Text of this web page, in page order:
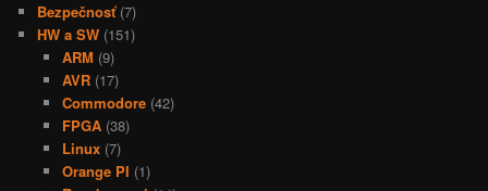
Bezpečnosť(7)
HW a SW (151)
ARM (9)
AVR(17)
Commodore(42)
FPGA(38)
Linux(7)
Orange PI (1)